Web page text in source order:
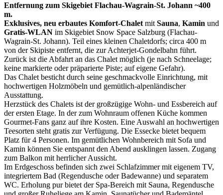
Entfernung zum Skigebiet Flachau-Wagrain-St. Johann ~400
m.
Exklusives, neu erbautes Komfort-Chalet mit Sauna, Kamin und
Gratis-WLAN im Skigebiet Snow Space Salzburg (Flachau-
Wagrain-St. Johann). Teil eines kleinen Chaletdorfs; circa 400 m
von der Skipiste entfernt, die zur Achterjet-Gondelbahn führt.
Zurück ist die Abfahrt an das Chalet möglich (je nach Schneelage;
keine markierte oder präparierte Piste; auf eigene Gefahr).
Das Chalet besticht durch seine geschmackvolle Einrichtung, mit
hochwertigen Holzmöbeln und gemütlich-alpenländischer
Ausstattung.
Herzstück des Chalets ist der großzügige Wohn- und Essbereich auf
der ersten Etage. In der zum Wohnraum offenen Küche kommen
Gourmet-Fans ganz auf ihre Kosten. Eine Auswahl an hochwertigen
Teesorten steht gratis zur Verfügung. Die Essecke bietet bequem
Platz für 4 Personen. Im gemütlichen Wohnbereich mit Sofa und
Kamin können Sie entspannt den Abend ausklingen lassen. Zugang
zum Balkon mit herrlicher Aussicht.
Im Erdgeschoss befinden sich zwei Schlafzimmer mit eigenem TV,
integriertem Bad (Regendusche oder Badewanne) und separatem
WC. Erholung pur bietet der Spa-Bereich mit Sauna, Regendusche